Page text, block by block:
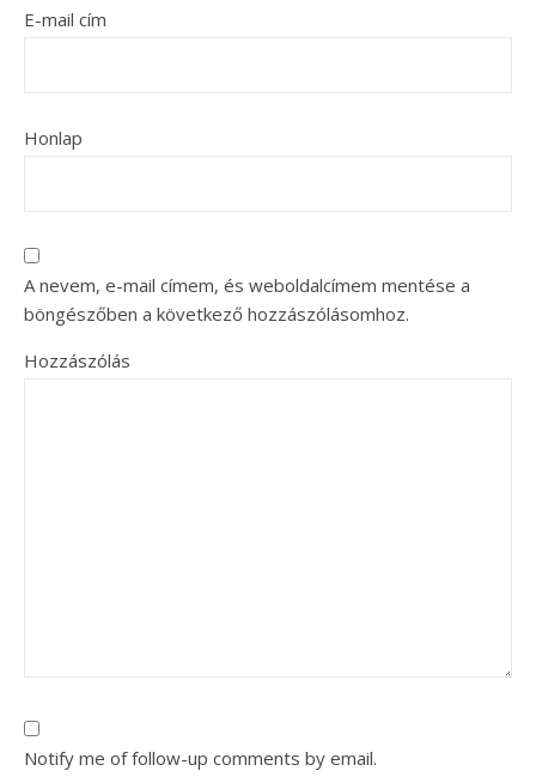
E-mail cím
Honlap
A nevem, e-mail címem, és weboldalcímem mentése a
böngészőben a következő hozzászólásomhoz.
Hozzászólás
Notify me of follow-up comments by email.